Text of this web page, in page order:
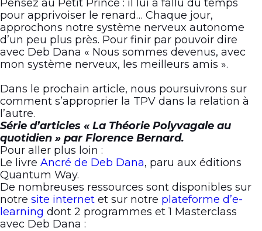
Pensez au Petit Prince : il lui a fallu du temps
pour apprivoiser le renard… Chaque jour,
approchons notre système nerveux autonome
d’un peu plus près. Pour finir par pouvoir dire
avec Deb Dana « Nous sommes devenus, avec
mon système nerveux, les meilleurs amis ».
Dans le prochain article, nous poursuivrons sur
comment s’approprier la TPV dans la relation à
l’autre.
Série d’articles « La Théorie Polyvagale au
quotidien » par Florence Bernard.
Pour aller plus loin :
Le livre Ancré de Deb Dana, paru aux éditions
Quantum Way.
De nombreuses ressources sont disponibles sur
notre site internet et sur notre plateforme d’e-
learning dont 2 programmes et 1 Masterclass
avec Deb Dana :